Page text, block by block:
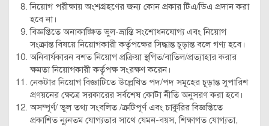
নিয়োগ পরীক্ষায় অংশগ্রহণের জন্য কোন প্রকার টিএ/ডিএ প্রদান করা
হবে না।
বিজ্ঞপ্তিতে অনাকাঙ্ক্ষিত ভুল-ভ্রান্তি সংশোধনযোগ্য এবং নিয়োগ
সংক্রান্ত বিষয়ে নিয়োগকারী কর্তৃপক্ষের সিদ্ধান্ত চূড়ান্ত বলে গণ্য হবে।
অনিবার্যকারন বশত নিয়োগ প্রক্রিয়া স্থগিত/বাতিল/প্রত্যাহার করার
ক্ষমতা নিয়োগকারী কর্তৃপক্ষ সংরক্ষণ করেন।
নেকটার নিয়োগ বিজ্ঞাটিতে উল্লেখিত পদ/পদ সমূহের চূড়ান্ত সুপারিশ
প্রণয়নের ক্ষেত্রে সরকারের সর্বশেষ কোটা নীতি অনুসরণ করা হবে।
অসম্পূর্ণ/ ভুল তথ্য সংবলিত /ক্রটিপূর্ণ এবং চাকুরির বিজ্ঞপ্তিতে
প্রকাশিত ন্যুনতম যোগ্যতার সাথে যেমন-বয়স, শিক্ষাগত যোগ্যতা,